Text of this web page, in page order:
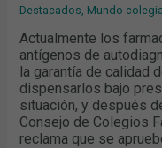
Destacados Mundo colegial
Actualmente los
antígenos de
la garantía de calidad
dispensarlos bajo
situación, y después
Consejo de Colegios
reclama que se